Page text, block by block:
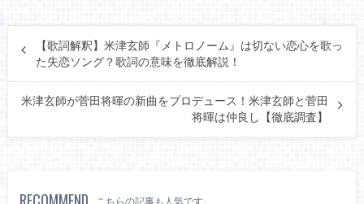
【歌詞解釈】米津玄師『メトロノーム』は切ない恋心を歌っ
た失恋ソング？歌詞の意味を徹底解説！
米津玄師が菅田将暉の新曲をプロデュース！米津玄師と菅田
将暉は仲良し【徹底調査】
こちらの記事も人気です。